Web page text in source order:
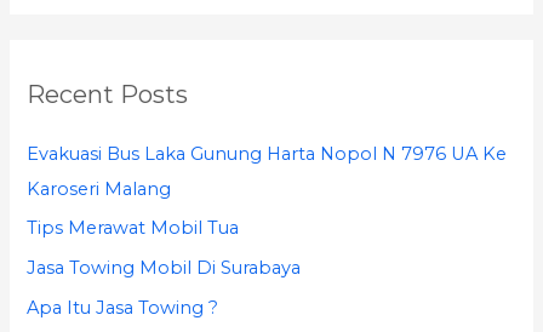
c
r
:
Recent Posts
Evakuasi Bus Laka Gunung Harta Nopol N 7976 UA Ke
Karoseri Malang
Tips Merawat Mobil Tua
Jasa Towing Mobil Di Surabaya
Apa Itu Jasa Towing ?